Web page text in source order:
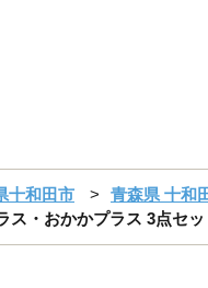
十和田市
青森県 十和
ス・おかかプラス 3点セ